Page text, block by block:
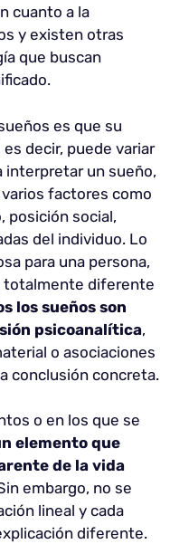
cuanto a la
y existen otras
que buscan
es que su
decir, puede variar
interpretar un sueño,
factores como
posición social,
del individuo. Lo
para una persona,
totalmente diferente
los sueños son
psicoanalítica,
o asociaciones
conclusión concreta.
o en los que se
elemento que
de la vida
embargo, no se
lineal y cada
diferente.